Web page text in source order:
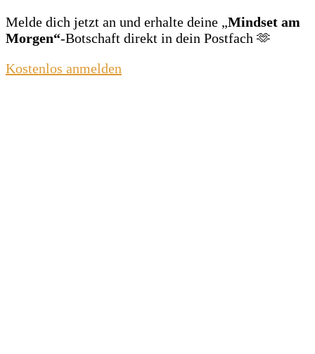
Melde dich jetzt an und erhalte deine „Mindset am
Morgen“‑Botschaft direkt in dein Postfach 🫶
Kostenlos anmelden